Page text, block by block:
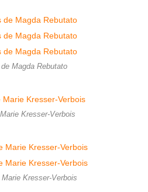
Magda Rebutato
Kresser-Verbois
Kresser-Verbois